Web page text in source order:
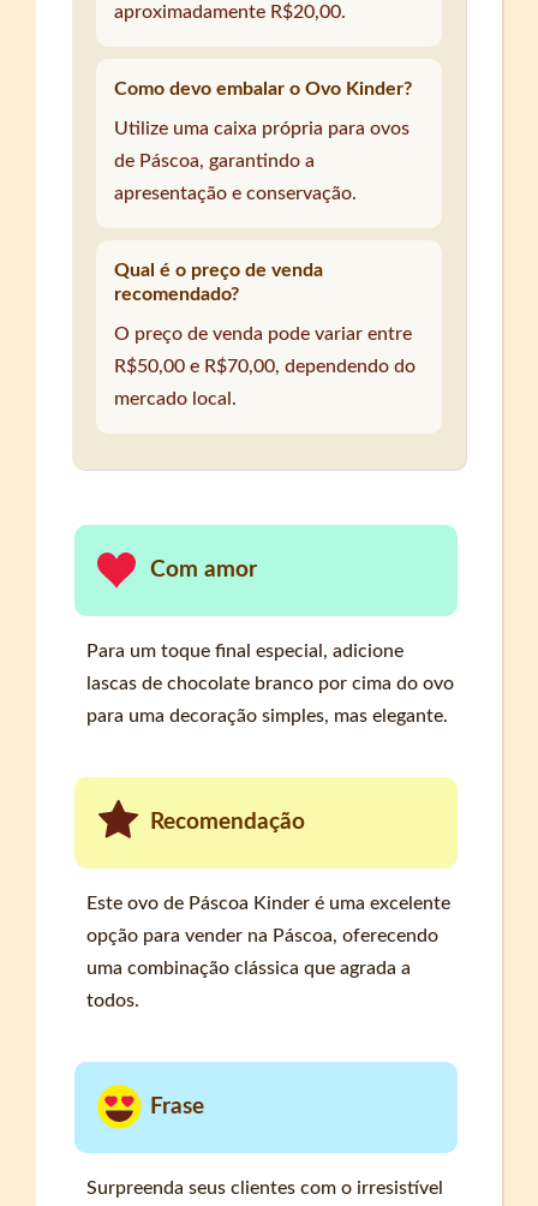
aproximadamente R$20,00.
Como devo embalar o Ovo Kinder?
Utilize uma caixa própria para ovos
de Páscoa, garantindo a
apresentação e conservação.
Qual é o preço de venda
recomendado?
O preço de venda pode variar entre
R$50,00 e R$70,00, dependendo do
mercado local.
Com amor
Para um toque final especial, adicione
lascas de chocolate branco por cima do ovo
para uma decoração simples, mas elegante.
Recomendação
Este ovo de Páscoa Kinder é uma excelente
opção para vender na Páscoa, oferecendo
uma combinação clássica que agrada a
todos.
Frase
Surpreenda seus clientes com o irresistível